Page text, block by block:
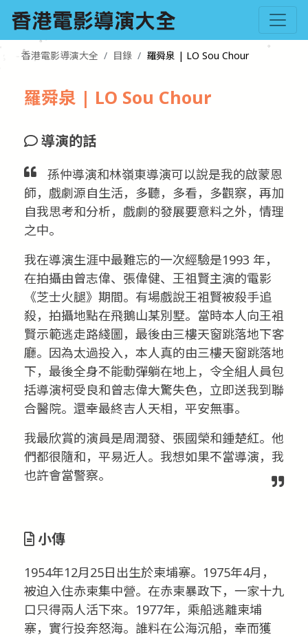
香港電影導演大全 目錄 羅舜泉 | LO Sou Chour
羅舜泉 | LO Sou Chour
導演的話
孫仲導演和林嶺東導演可以說是我的啟蒙恩
師，戲劇源自生活，多聽，多看，多觀察，再加
自我思考和分析，戲劇的發展要意料之外，情理
之中。
我在導演生涯中最難忘的一次經驗是1993 年，
在拍攝由曾志偉、張偉健、王祖賢主演的電影
《芝士火腿》期間。有場戲說王袓賢被殺手追
殺，拍攝地點在飛鵝山某別墅。當時本人向王袓
賢示範逃走路綫圖，最後由三樓天窗跳落地下客
廳。因為太過投入，本人真的由三樓天窗跳落地
下，最後全身不能動彈躺在地上，令全組人員包
括導演柯受良和曾志偉大驚失色，立即送我到聯
合醫院。還幸最終吉人天相，平安無事。
我最欣賞的演員是周潤發、張國榮和鍾楚紅。他
們都很隨和，平易近人。我想如果不當導演，我
也許會當警察。
小傳
1954年12月25日出生於柬埔寨。1975年4月，
被迫入住赤柬集中營。在赤柬暴政下，一家十九
口只得兩人活下來。1977年，乘船逃離柬埔
寨，實行投奔怒海。誰料在公海沉船，幸而獲